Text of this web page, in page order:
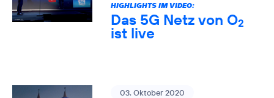
HIGHLIGHTS IM VIDEO:
Das 5G Netz von O2
ist live
03. Oktober 2020